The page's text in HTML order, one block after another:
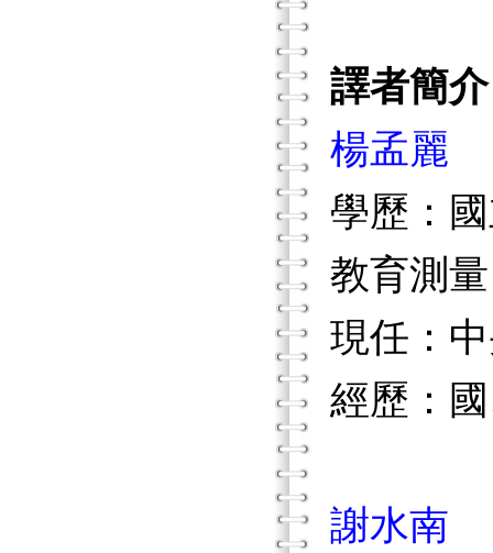
譯者簡介
楊孟麗
學歷：
教育測量
現任：
經歷：
謝水南